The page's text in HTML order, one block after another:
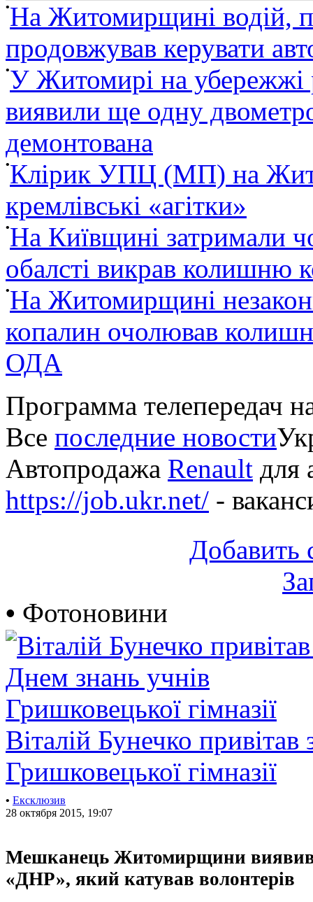
•На Житомирщині водій,
продовжував керувати
•У Житомирі на убережжі
виявили ще одну
демонтована
•Клірик УПЦ (МП) на
кремлівські «агітки»
•На Київщині затримали
обалсті викрав колишню
•На Житомирщині
копалин очолював
ОДА
Программа телепередач
Все последние новости
Автопродажа Renault для
https://job.ukr.net/ -
Добавить
• Фотоновини
Віталій Бунечко
Гришковецької гімназії
• Ексклюзив
28 октября 2015, 19:07
Мешканець Житомирщини
«ДНР», який катував волонтерів